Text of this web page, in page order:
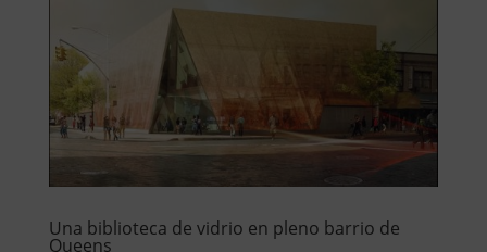
Una biblioteca de vidrio en pleno barrio de
Queens